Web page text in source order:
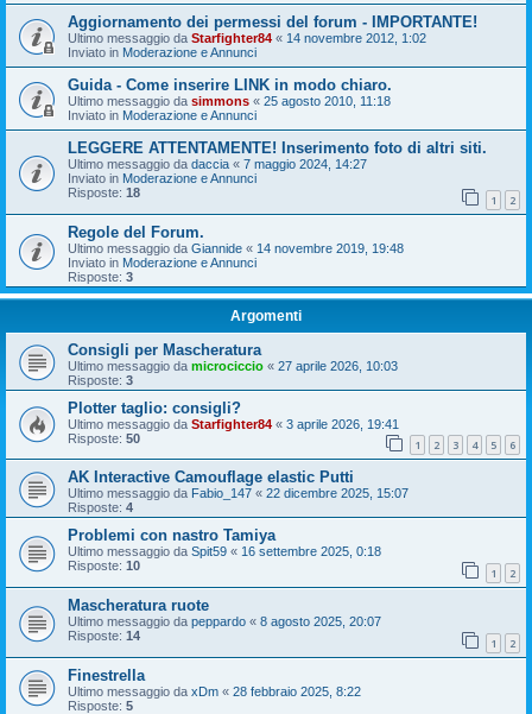
Aggiornamento dei permessi del forum - IMPORTANTE!
Ultimo messaggio da Starfighter84 « 14 novembre 2012, 1:02
Inviato in Moderazione e Annunci
Guida - Come inserire LINK in modo chiaro.
Ultimo messaggio da simmons « 25 agosto 2010, 11:18
Inviato in Moderazione e Annunci
LEGGERE ATTENTAMENTE! Inserimento foto di altri siti.
Ultimo messaggio da daccia « 7 maggio 2024, 14:27
Inviato in Moderazione e Annunci
Risposte: 18 1 2
Regole del Forum.
Ultimo messaggio da Giannide « 14 novembre 2019, 19:48
Inviato in Moderazione e Annunci
Risposte: 3
Argomenti
Consigli per Mascheratura
Ultimo messaggio da microciccio « 27 aprile 2026, 10:03
Risposte: 3
Plotter taglio: consigli?
Ultimo messaggio da Starfighter84 « 3 aprile 2026, 19:41
Risposte: 50 1 2 3 4 5 6
AK Interactive Camouflage elastic Putti
Ultimo messaggio da Fabio_147 « 22 dicembre 2025, 15:07
Risposte: 4
Problemi con nastro Tamiya
Ultimo messaggio da Spit59 « 16 settembre 2025, 0:18
Risposte: 10 1 2
Mascheratura ruote
Ultimo messaggio da peppardo « 8 agosto 2025, 20:07
Risposte: 14 1 2
Finestrella
Ultimo messaggio da xDm « 28 febbraio 2025, 8:22
Risposte: 5